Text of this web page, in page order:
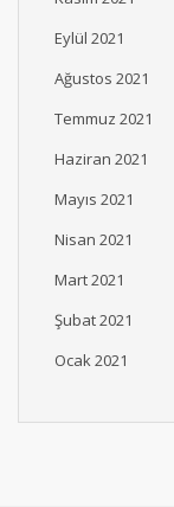
Eylül 2021
Ağustos 2021
Temmuz 2021
Haziran 2021
Mayıs 2021
Nisan 2021
Mart 2021
Şubat 2021
Ocak 2021